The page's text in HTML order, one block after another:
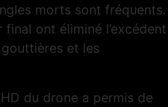
morts sont fréquents.
ont éliminé l’excédent
et les
du drone a permis de